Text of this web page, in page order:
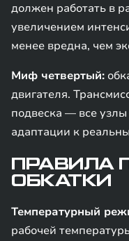
должен работать в
увеличением
менее вредна, чем
Миф четвертый:
двигателя.
подвеска — все
адаптации к
ПРАВИЛА
ОБКАТКИ
Температурный
рабочей